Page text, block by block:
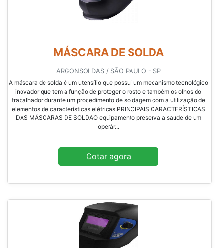
MÁSCARA DE SOLDA
ARGONSOLDAS / SÃO PAULO - SP
A máscara de solda é um utensílio que possui um mecanismo tecnológico
inovador que tem a função de proteger o rosto e também os olhos do
trabalhador durante um procedimento de soldagem com a utilização de
elementos de características elétricas.PRINCIPAIS CARACTERÍSTICAS
DAS MÁSCARAS DE SOLDAO equipamento preserva a saúde de um
operár...
Cotar agora